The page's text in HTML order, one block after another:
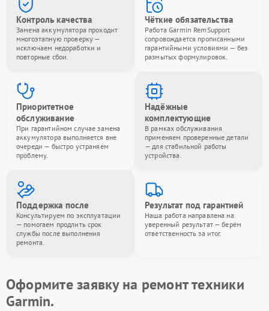
Контроль качества
Замена аккумулятора проходит
многоэтапную проверку —
исключаем недоработки и
повторные сбои.
Чёткие обязательства
Работа Garmin RemSupport
сопровождается прописанными
гарантийными условиями — без
размытых формулировок.
Приоритетное
обслуживание
При гарантийном случае замена
аккумулятора выполняется вне
очереди — быстро устраняем
проблему.
Надёжные
комплектующие
В рамках обслуживания
применяем проверенные детали
— для стабильной работы
устройства.
Поддержка после
Консультируем по эксплуатации
— помогаем продлить срок
службы после выполнения
ремонта.
Результат под гарантией
Наша работа направлена на
уверенный результат — берём
ответственность за итог.
Оформите заявку на ремонт техники
Garmin.